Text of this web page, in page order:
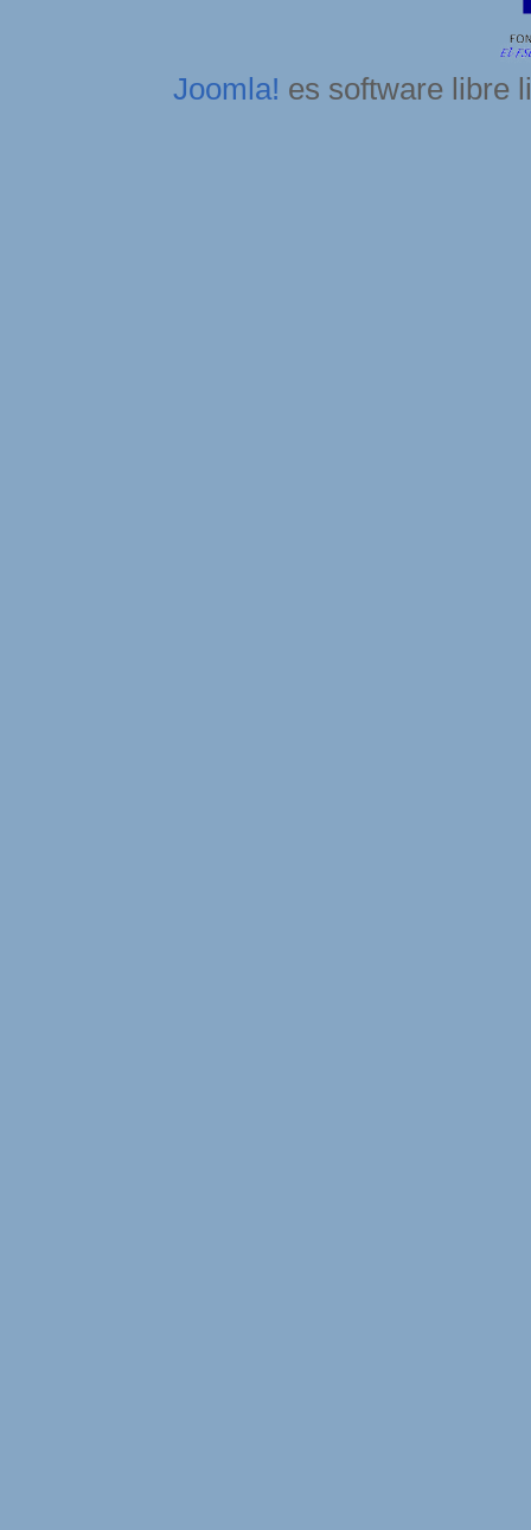
Joomla! es software libre